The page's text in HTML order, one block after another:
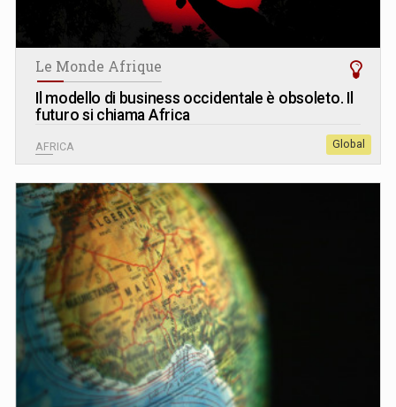
Le Monde Afrique
Il modello di business occidentale è obsoleto. Il
futuro si chiama Africa
AFRICA Global